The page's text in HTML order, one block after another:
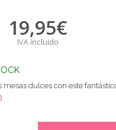
19,95€
IVA incluido
mesas dulces con este